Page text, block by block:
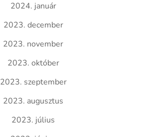
2024. január
2023. december
2023. november
2023. október
2023. szeptember
2023. augusztus
2023. július